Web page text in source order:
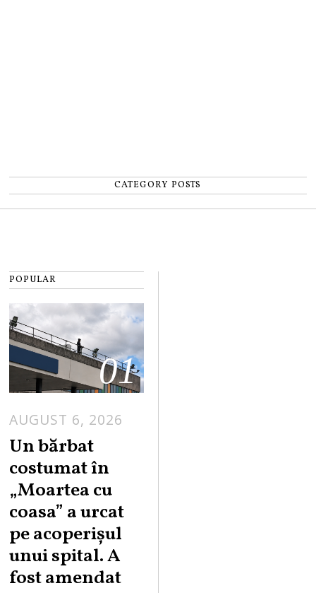
CATEGORY POSTS
POPULAR
01
AUGUST 6, 2026
Un bărbat
costumat în
„Moartea cu
coasa” a urcat
pe acoperișul
unui spital. A
fost amendat